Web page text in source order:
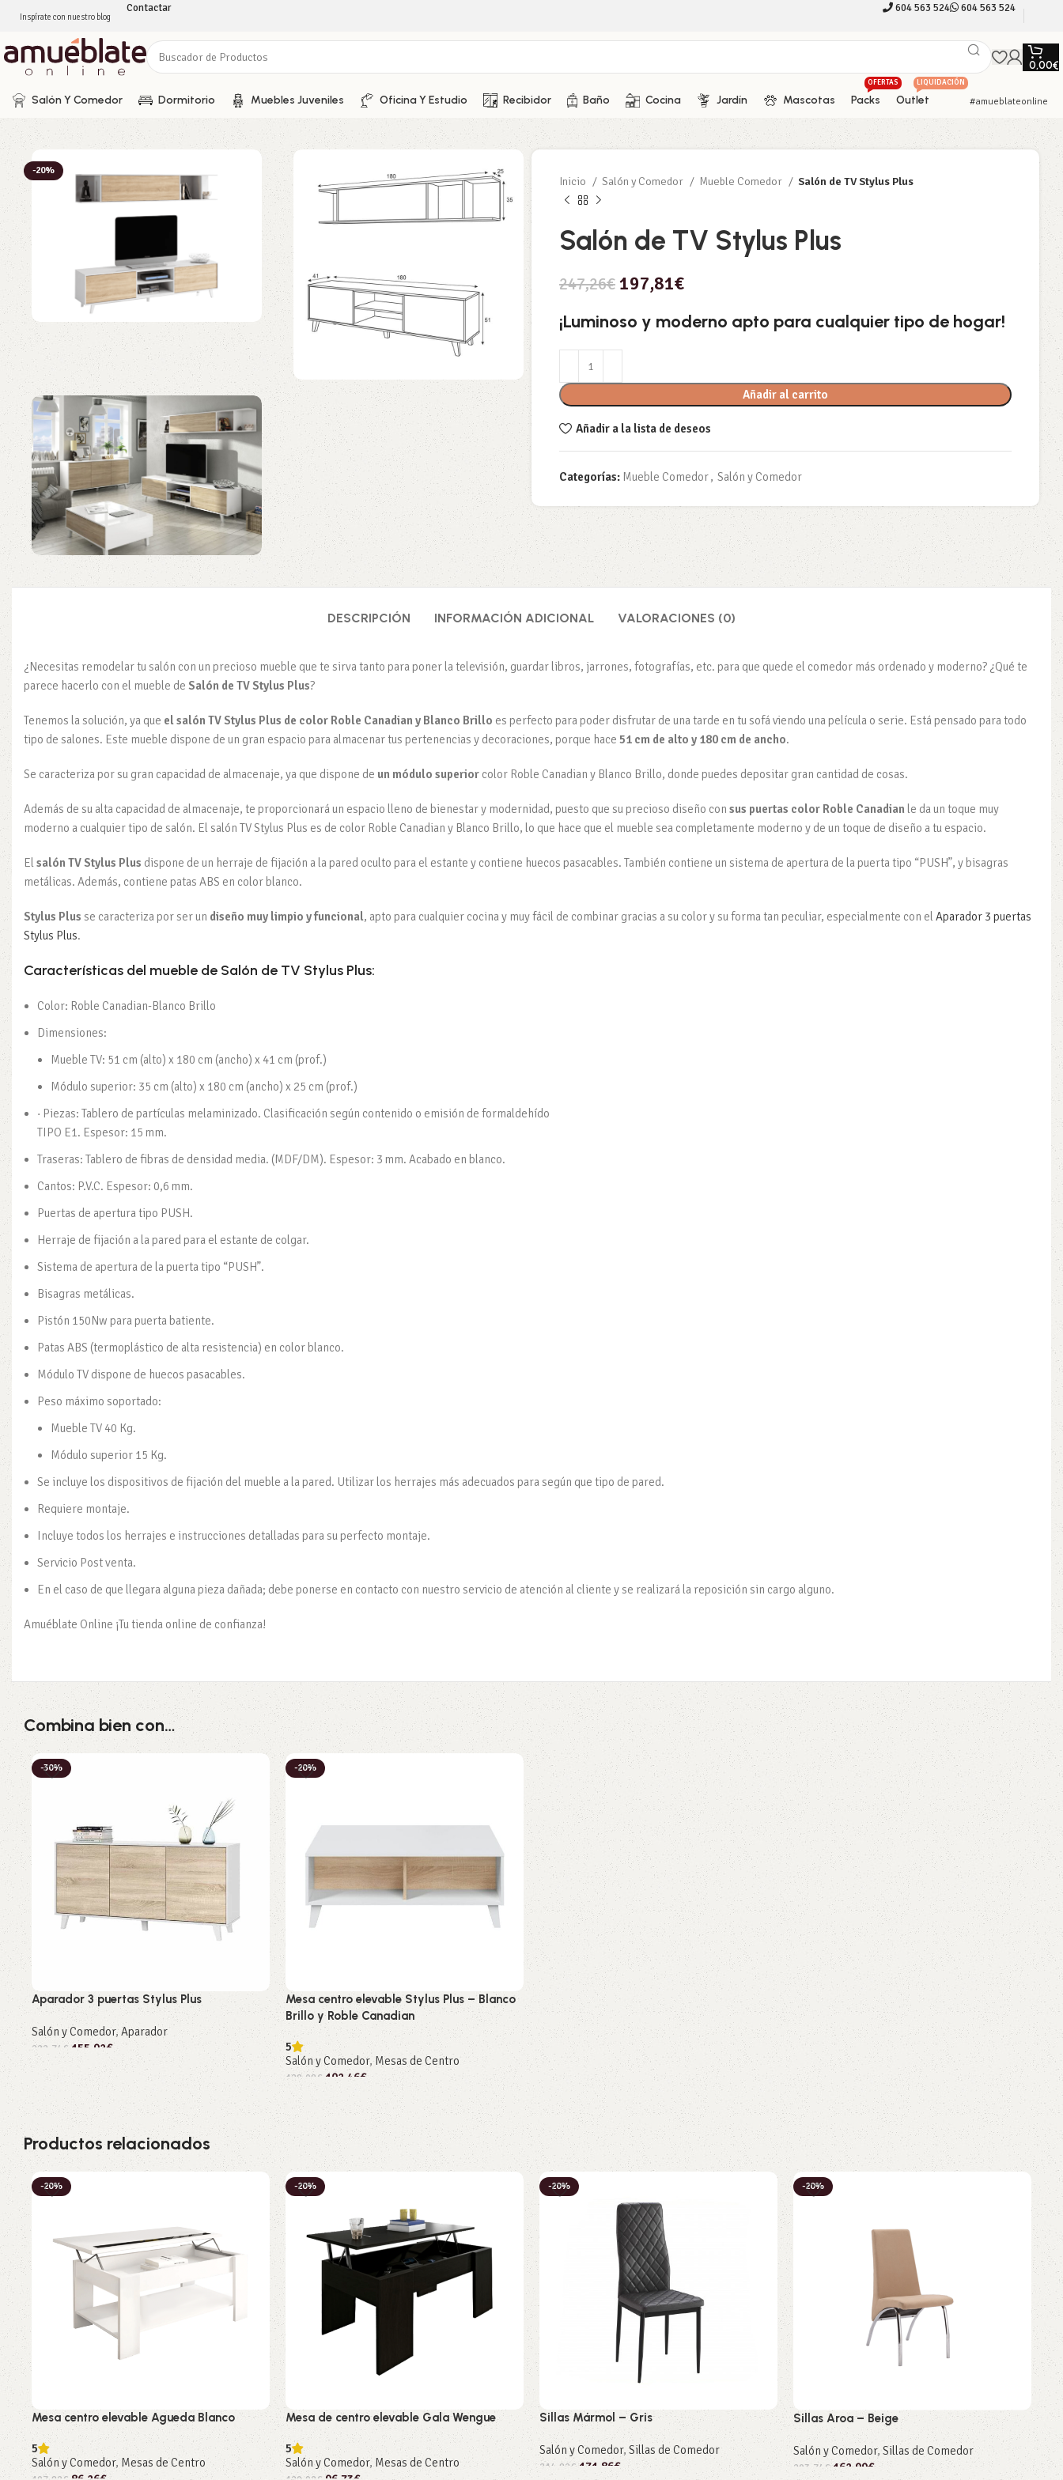
Inspírate con nuestro blog
Contactar 604 563 524 604 563 524
0,00€
Salón Y Comedor Dormitorio Muebles Juveniles Oficina Y Estudio Recibidor Baño Cocina Jardín Mascotas Packs
OFERTAS
Outlet
LIQUIDACIÓN
#amueblateonline
-20%
Inicio Salón y Comedor Mueble Comedor Salón de TV Stylus Plus
Salón de TV Stylus Plus
247,26€ 197,81€
¡Luminoso y moderno apto para cualquier tipo de hogar!
Añadir al carrito
Añadir a la lista de deseos
Categorías: Mueble Comedor, Salón y Comedor
DESCRIPCIÓN INFORMACIÓN ADICIONAL VALORACIONES (0)
¿Necesitas remodelar tu salón con un precioso mueble que te sirva tanto para poner la televisión, guardar libros, jarrones, fotografías, etc. para que quede el comedor más ordenado y moderno? ¿Qué te
parece hacerlo con el mueble de Salón de TV Stylus Plus?
Tenemos la solución, ya que el salón TV Stylus Plus de color Roble Canadian y Blanco Brillo es perfecto para poder disfrutar de una tarde en tu sofá viendo una película o serie. Está pensado para todo
tipo de salones. Este mueble dispone de un gran espacio para almacenar tus pertenencias y decoraciones, porque hace 51 cm de alto y 180 cm de ancho.
Se caracteriza por su gran capacidad de almacenaje, ya que dispone de un módulo superior color Roble Canadian y Blanco Brillo, donde puedes depositar gran cantidad de cosas.
Además de su alta capacidad de almacenaje, te proporcionará un espacio lleno de bienestar y modernidad, puesto que su precioso diseño con sus puertas color Roble Canadian le da un toque muy
moderno a cualquier tipo de salón. El salón TV Stylus Plus es de color Roble Canadian y Blanco Brillo, lo que hace que el mueble sea completamente moderno y de un toque de diseño a tu espacio.
Elsalón TV Stylus Plus dispone de un herraje de fijación a la pared oculto para el estante y contiene huecos pasacables. También contiene un sistema de apertura de la puerta tipo “PUSH”, y bisagras
metálicas. Además, contiene patas ABS en color blanco.
Stylus Plus se caracteriza por ser un diseño muy limpio y funcional, apto para cualquier cocina y muy fácil de combinar gracias a su color y su forma tan peculiar, especialmente con elAparador 3 puertas
Stylus Plus.
Características del mueble de Salón de TV Stylus Plus:
Color: Roble Canadian-Blanco Brillo
Dimensiones:
Mueble TV: 51 cm (alto) x 180 cm (ancho) x 41 cm (prof.)
Módulo superior: 35 cm (alto) x 180 cm (ancho) x 25 cm (prof.)
· Piezas: Tablero de partículas melaminizado. Clasificación según contenido o emisión de formaldehído
TIPO E1. Espesor: 15 mm.
Traseras: Tablero de fibras de densidad media. (MDF/DM). Espesor: 3 mm. Acabado en blanco.
Cantos: P.V.C. Espesor: 0,6 mm.
Puertas de apertura tipo PUSH.
Herraje de fijación a la pared para el estante de colgar.
Sistema de apertura de la puerta tipo “PUSH”.
Bisagras metálicas.
Pistón 150Nw para puerta batiente.
Patas ABS (termoplástico de alta resistencia) en color blanco.
Módulo TV dispone de huecos pasacables.
Peso máximo soportado:
Mueble TV 40 Kg.
Módulo superior 15 Kg.
Se incluye los dispositivos de fijación del mueble a la pared. Utilizar los herrajes más adecuados para según que tipo de pared.
Requiere montaje.
Incluye todos los herrajes e instrucciones detalladas para su perfecto montaje.
Servicio Post venta.
En el caso de que llegara alguna pieza dañada; debe ponerse en contacto con nuestro servicio de atención al cliente y se realizará la reposición sin cargo alguno.
Amuéblate Online ¡Tu tienda online de confianza!
Combina bien con…
-30%
Aparador 3 puertas Stylus Plus
Salón y Comedor,Aparador
222,74 € 155,92€
Añadir al carrito
-20%
Mesa centro elevable Stylus Plus – Blanco
Brillo y Roble Canadian
5
Salón y Comedor,Mesas de Centro
128,08€ 102,46€
Añadir al carrito
Productos relacionados
-20%
Mesa centro elevable Agueda Blanco
5
Salón y Comedor, Mesas de Centro
-20%
Mesa de centro elevable Gala Wengue
5
Salón y Comedor,Mesas de Centro
-20%
Sillas Mármol – Gris
Salón y Comedor, Sillas de Comedor
214,82€ 171,86€
-20%
Sillas Aroa – Beige
Salón y Comedor, Sillas de Comedor
203,74€ 162,99€